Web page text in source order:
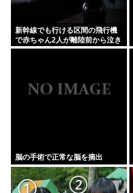
新幹線でも行ける区間の飛行機
で赤ちゃん2人が離陸前から泣き
続け、両親は「あはは〜困っち
脳の手術で正常な脳を摘出